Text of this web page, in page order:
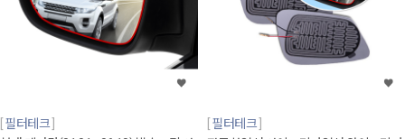
필터테크
필터테크